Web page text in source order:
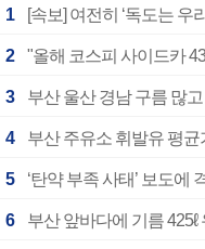
1
2 "올해 코스피 사이드카
3
4 부산 주유소 휘발유 평
5
6 부산 앞바다에 기름